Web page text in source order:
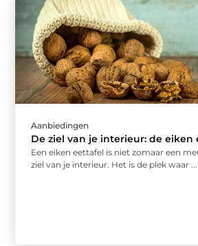
Aanbiedingen
De ziel van je interieur: de eiken
Een eiken eettafel is niet zomaar een
ziel van je interieur. Het is de plek waar ...